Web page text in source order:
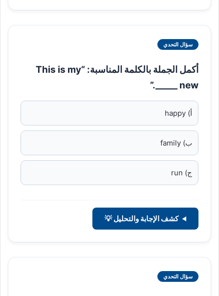
سؤال التحدي
أكمل الجملة بالكلمة المناسبة: “This is my
new _____.”
أ) happy
ب) family
ج) run
كشف الإجابة والتحليل 💡
سؤال التحدي